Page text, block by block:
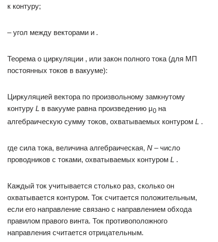
к контуру;
– угол между векторами и .
Теорема о циркуляции , или закон полного тока (для МП
постоянных токов в вакууме):
Циркуляцией вектора по произвольному замкнутому
контуру L в вакууме равна произведению μ0 на
алгебраическую сумму токов, охватываемых контуром L .
где сила тока, величина алгебраическая, N – число
проводников с токами, охватываемых контуром L .
Каждый ток учитывается столько раз, сколько он
охватывается контуром. Ток считается положительным,
если его направление связано с направлением обхода
правилом правого винта. Ток противоположного
направления считается отрицательным.